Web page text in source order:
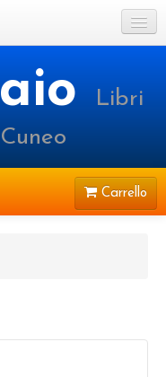
Libri
Carrello